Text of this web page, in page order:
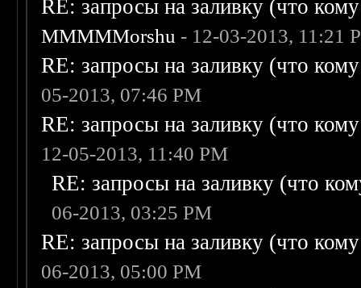
RE: запросы на заливку (что
MMMMMorshu - 12-03-2013, 11:21
RE: запросы на заливку (что
05-2013, 07:46 PM
RE: запросы на заливку (что
12-05-2013, 11:40 PM
RE: запросы на заливку (что
06-2013, 03:25 PM
RE: запросы на заливку (что
06-2013, 05:00 PM